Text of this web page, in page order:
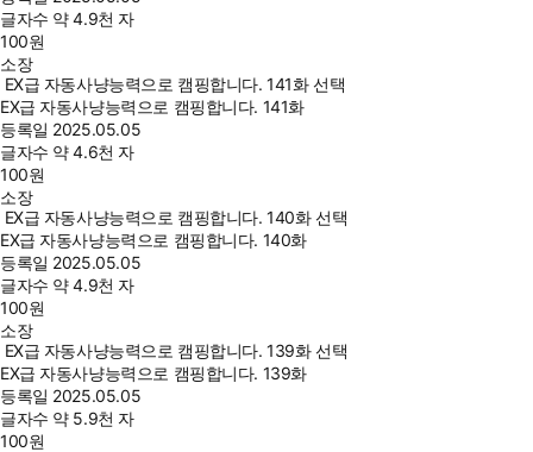
글자수 약 4.9천 자
100원
소장
EX급 자동사냥능력으로 캠핑합니다. 141화 선택
EX급 자동사냥능력으로 캠핑합니다. 141화
등록일 2025.05.05
글자수 약 4.6천 자
100원
소장
EX급 자동사냥능력으로 캠핑합니다. 140화 선택
EX급 자동사냥능력으로 캠핑합니다. 140화
등록일 2025.05.05
글자수 약 4.9천 자
100원
소장
EX급 자동사냥능력으로 캠핑합니다. 139화 선택
EX급 자동사냥능력으로 캠핑합니다. 139화
등록일 2025.05.05
글자수 약 5.9천 자
100원